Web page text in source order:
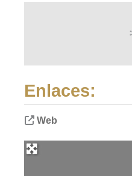
Enlaces:
Web